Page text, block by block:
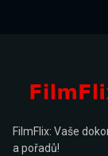
FilmFlix: Vaše
a pořadů!